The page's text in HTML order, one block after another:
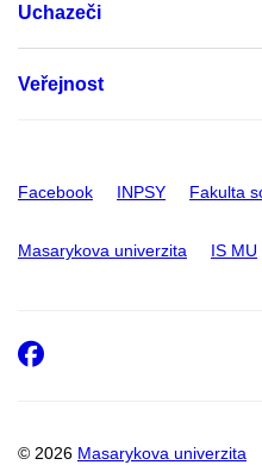
Uchazeči
Veřejnost
Facebook INPSY Fakulta
Masarykova univerzita IS MU
© 2026 Masarykova univerzita
Facebook